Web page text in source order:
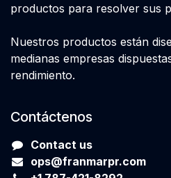
productos para resolver sus
Nuestros productos están
medianas empresas
rendimiento.
Contáctenos
Contact us
ops@franmarpr.com